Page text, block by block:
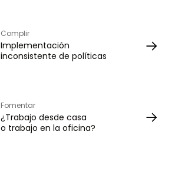
Complir
Implementación
inconsistente de políticas
Fomentar
¿Trabajo desde casa
o trabajo en la oficina?